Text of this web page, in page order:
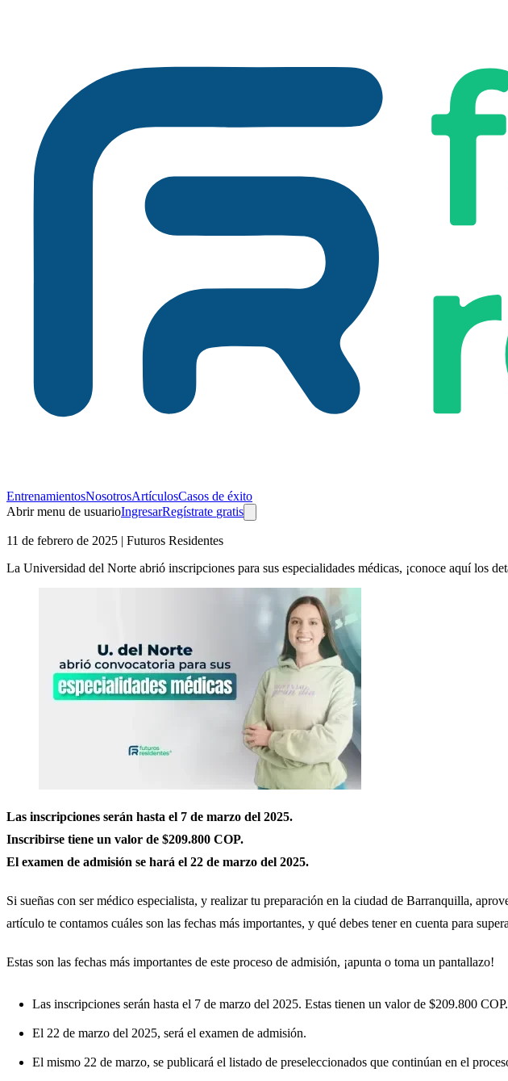
EntrenamientosNosotrosArtículosCasos de éxito
Abrir menu de usuarioIngresarRegístrate gratis
11 de febrero de 2025 | Futuros Residentes
La Universidad del Norte abrió inscripciones para sus especialidades médicas, ¡conoce aquí los
Las inscripciones serán hasta el 7 de marzo del 2025.
Inscribirse tiene un valor de $209.800 COP.
El examen de admisión se hará el 22 de marzo del 2025.
Si sueñas con ser médico especialista, y realizar tu preparación en la ciudad de Barranquilla,
artículo te contamos cuáles son las fechas más importantes, y qué debes tener en cuenta para
Estas son las fechas más importantes de este proceso de admisión, ¡apunta o toma un pantallazo!
Las inscripciones serán hasta el 7 de marzo del 2025. Estas tienen un valor de $209.800 COP.
El 22 de marzo del 2025, será el examen de admisión.
El mismo 22 de marzo, se publicará el listado de preseleccionados que continúan en el